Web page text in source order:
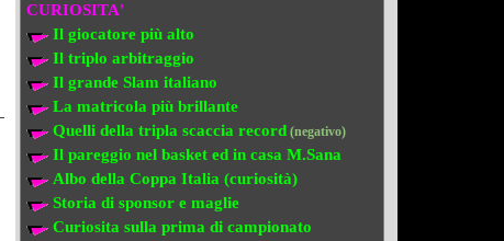
CURIOSITA'
Il giocatore più alto
Il triplo arbitraggio
Il grande Slam italiano
La matricola più brillante
Quelli della tripla scaccia record (negativo)
Il pareggio nel basket ed in casa M.Sana
Albo della Coppa Italia (curiosità)
Storia di sponsor e maglie
Curiosita sulla prima di campionato